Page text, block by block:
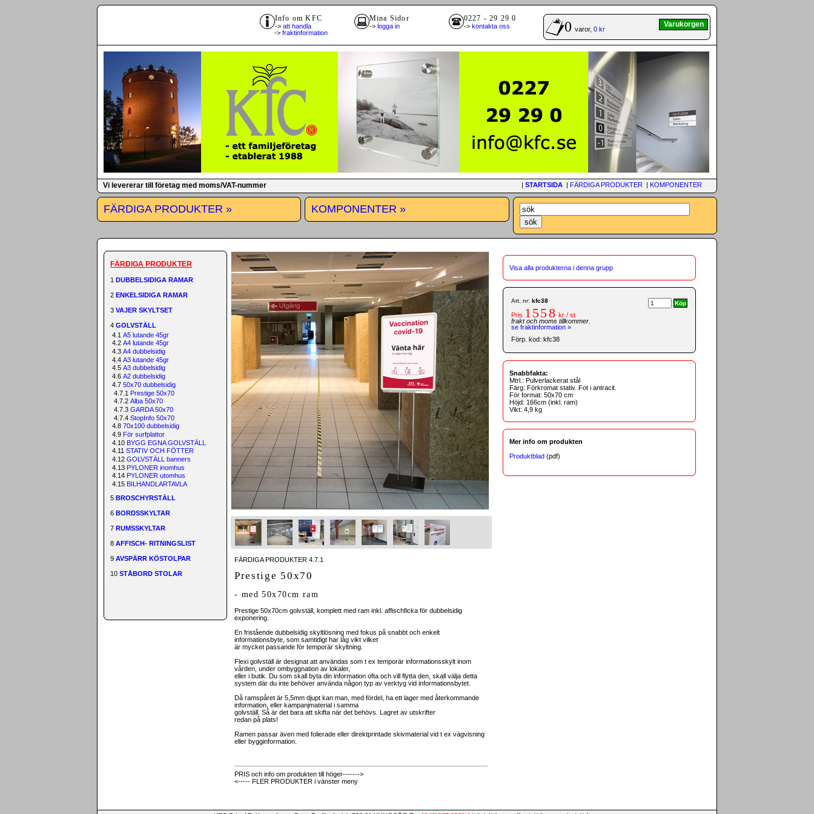
Varukorgen
0 varor,0 kr
0227 - 29 29 0
-> kontakta oss
Mina Sidor
-> logga in
Info om KFC
-> att handla
-> fraktinformation
Vi levererar till företag med moms/VAT-nummer |STARTSIDA | FÄRDIGA PRODUKTER | KOMPONENTER
FÄRDIGA PRODUKTER » KOMPONENTER »
FÄRDIGA PRODUKTER
1DUBBELSIDIGA RAMAR
2ENKELSIDIGA RAMAR
3VAJER SKYLTSET
4GOLVSTÄLL
4.1A5 lutande 45gr
4.2A4 lutande 45gr
4.3A4 dubbelsidig
4.4A3 lutande 45gr
4.5A3 dubbelsidig
4.6A2 dubbelsidig
4.750x70 dubbelsidig
4.7.1 Prestige 50x70
4.7.2Alba 50x70
4.7.3GARDA 50x70
4.7.4StopInfo 50x70
4.870x100 dubbelsidig
4.9 För surfplattor
4.10 BYGG EGNA GOLVSTÄLL
4.11STATIV OCH FÖTTER
4.12GOLVSTÄLL banners
4.13 PYLONER inomhus
4.14 PYLONER utomhus
4.15 BILHANDLARTAVLA
5BROSCHYRSTÄLL
6BORDSSKYLTAR
7RUMSSKYLTAR
8AFFISCH- RITNINGSLIST
9AVSPÄRR KÖSTOLPAR
10STÅBORD STOLAR
FÄRDIGA PRODUKTER 4.7.1
Prestige 50x70
- med 50x70cm ram
Prestige 50x70cm golvställ, komplett med ram inkl. affischficka för dubbelsidig
exponering.
En fristående dubbelsidig skyltlösning med fokus på snabbt och enkelt
informationsbyte, som samtidigt har låg vikt vilket
är mycket passande för temporär skyltning.
Flexi golvställ är designat att användas som t ex temporär informationsskylt inom
vården, under ombyggnation av lokaler,
eller i butik. Du som skall byta din information ofta och vill flytta den, skall välja detta
system där du inte behöver använda någon typ av verktyg vid informationsbytet.
Då ramspåret är 5,5mm djupt kan man, med fördel, ha ett lager med återkommande
information, eller kampanjmaterial i samma
golvställ. Så är det bara att skifta när det behövs. Lagret av utskrifter
redan på plats!
Ramen passar även med folierade eller direktprintade skivmaterial vid t ex vägvisning
eller bygginformation.
PRIS och info om produkten till höger------->
<----- FLER PRODUKTER i vänster meny
Visa alla produkterna i denna grupp
Art. nr:kfc38
Pris 1558 kr / st
frakt och moms tillkommer.
se fraktinformation »
Förp. kod: kfc38
Snabbfakta:
Mtrl.: Pulverlackerat stål
Färg: Förkromat stativ. Fot i antracit.
För format: 50x70 cm
Höjd: 166cm (inkl. ram)
Vikt: 4,9 kg
Mer info om produkten
Produktblad (pdf)